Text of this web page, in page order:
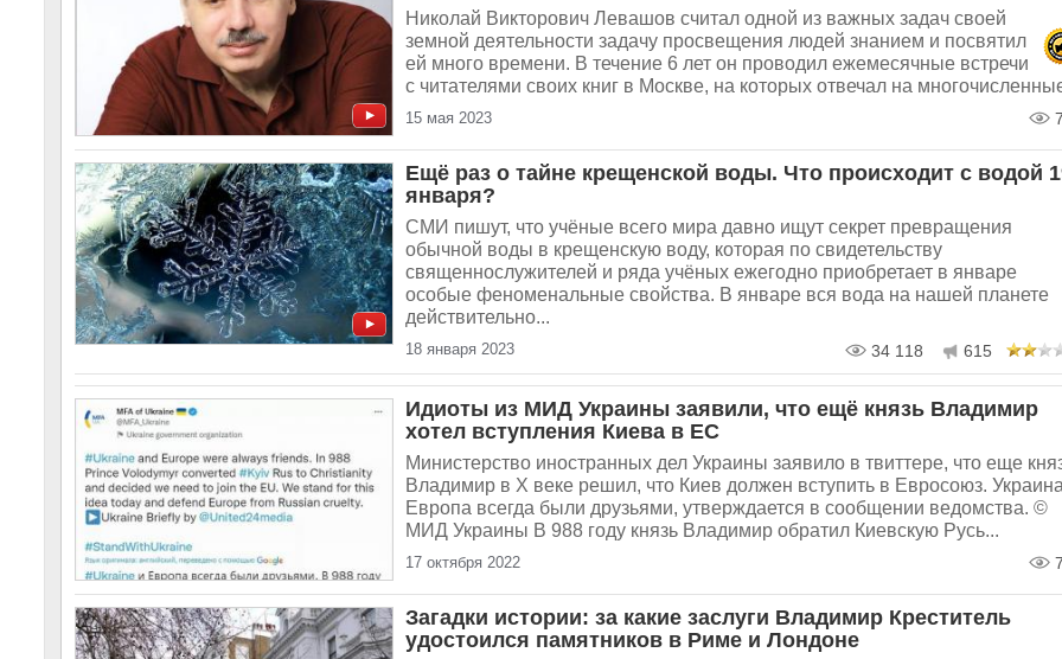
Николай Викторович Левашов считал одной из важных задач своей
земной деятельности задачу просвещения людей знанием и посвятил
ей много времени. В течение 6 лет он проводил ежемесячные встречи
с читателями своих книг в Москве, на которых отвечал на
15 мая 2023
Ещё раз о тайне крещенской воды. Что происходит с водой
января?
СМИ пишут, что учёные всего мира давно ищут секрет превращения
обычной воды в крещенскую воду, которая по свидетельству
священнослужителей и ряда учёных ежегодно приобретает в январе
особые феноменальные свойства. В январе вся вода на нашей планете
действительно...
18 января 2023 34 118 615
Идиоты из МИД Украины заявили, что ещё князь Владимир
хотел вступления Киева в ЕС
Министерство иностранных дел Украины заявило в твиттере, что еще
Владимир в X веке решил, что Киев должен вступить в Евросоюз.
Европа всегда были друзьями, утверждается в сообщении ведомства. ©
МИД Украины В 988 году князь Владимир обратил Киевскую Русь...
17 октября 2022
Загадки истории: за какие заслуги Владимир Креститель
удостоился памятников в Риме и Лондоне